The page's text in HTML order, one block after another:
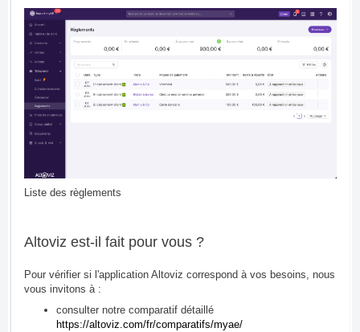
Liste des règlements
Altoviz est-il fait pour vous ?
Pour vérifier si l'application Altoviz correspond à vos besoins, nous
vous invitons à :
consulter notre comparatif détaillé
https://altoviz.com/fr/comparatifs/myae/